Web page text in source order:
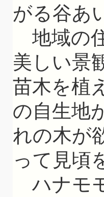
がる谷あ
地域の
美しい景
苗木を植
の自生地
れの木が
って見頃
ハナモ